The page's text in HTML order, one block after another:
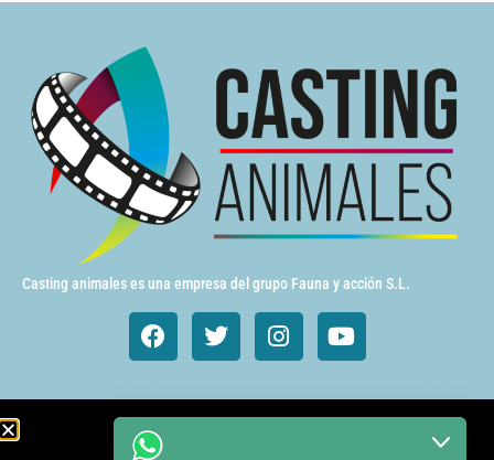
Casting animales es una empresa del grupo Fauna y acción S.L.
Animales de cine y TV